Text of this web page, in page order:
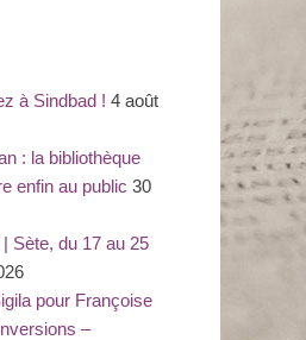
à Sindbad ! 4 août
: la bibliothèque
enfin au public 30
Sète, du 17 au 25
pour Françoise
–